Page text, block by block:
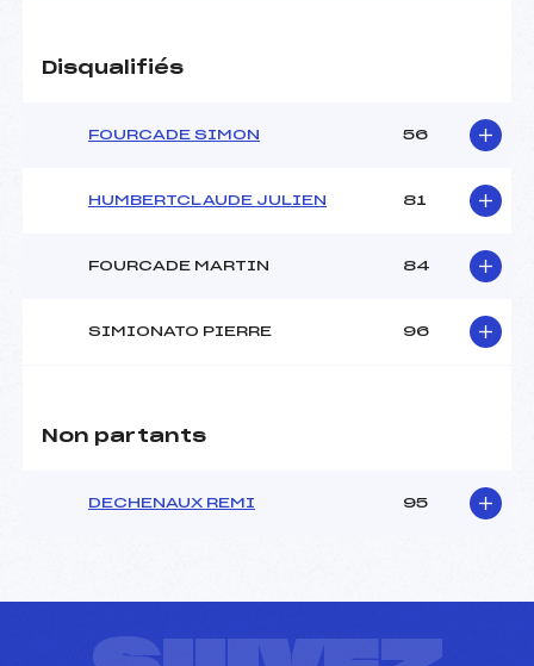
Disqualifiés
FOURCADE SIMON 56
HUMBERTCLAUDE JULIEN 81
FOURCADE MARTIN 84
SIMIONATO PIERRE 96
Non partants
DECHENAUX REMI 95